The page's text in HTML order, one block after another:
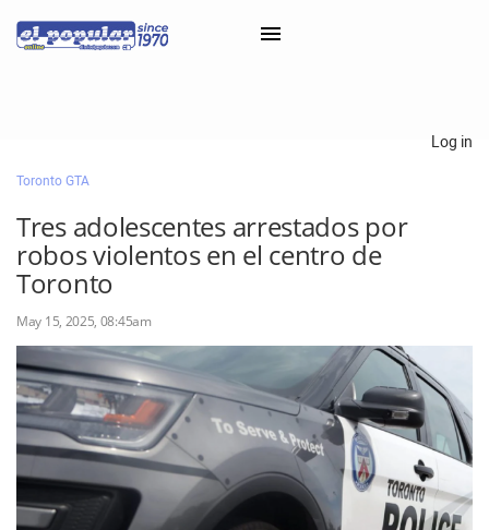
Classifieds
Categorías
Iniciar sesión con Clascal
Log in
Toronto GTA
Tres adolescentes arrestados por
robos violentos en el centro de
Toronto
May 15, 2025, 08:45am